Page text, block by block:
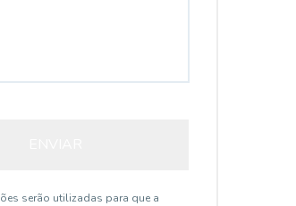
serão utilizadas para que a